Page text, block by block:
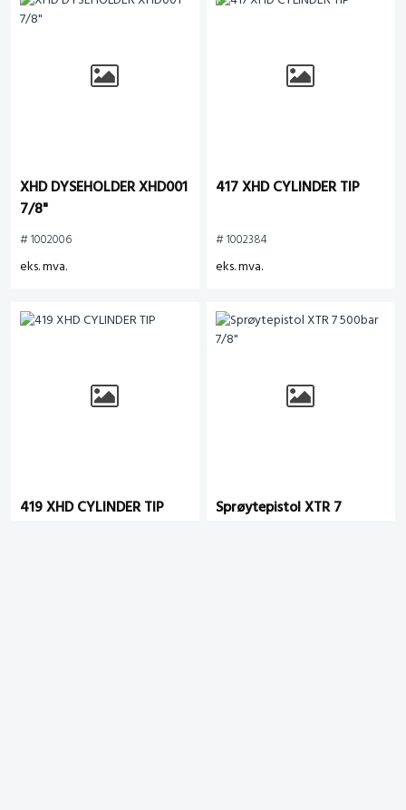
XHD DYSEHOLDER XHD001
7/8"
# 1002006
eks. mva.
417 XHD CYLINDER TIP
# 1002384
eks. mva.
419 XHD CYLINDER TIP
Sprøytepistol XTR 7